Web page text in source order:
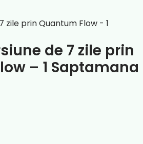
de 7 zile prin
– 1 Saptamana